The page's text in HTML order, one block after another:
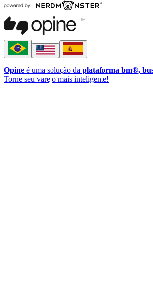
Opine é uma solução da plataforma bm®,
Torne seu varejo mais inteligente!